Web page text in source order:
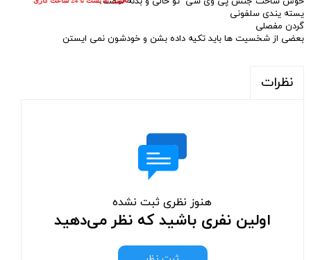
یسته یندی سلفونی
گردن مفصلی
بعضی از شخسیت ها باید تکیه داده بشن و خودشون نمی ایستن
نظرات
هنوز نظری ثبت نشده
اولین نفری باشید که نظر می‌دهید